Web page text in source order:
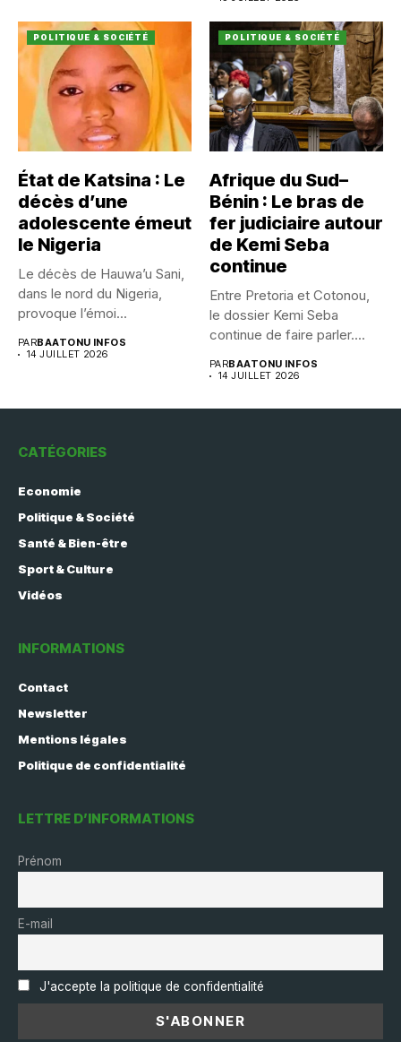
POLITIQUE & SOCIÉTÉ
État de Katsina : Le
décès d’une
adolescente émeut
le Nigeria
Le décès de Hauwa’u Sani,
dans le nord du Nigeria,
provoque l’émoi...
PARBAATONU INFOS
14 JUILLET 2026
POLITIQUE & SOCIÉTÉ
Afrique du Sud–
Bénin : Le bras de
fer judiciaire autour
de Kemi Seba
continue
Entre Pretoria et Cotonou,
le dossier Kemi Seba
continue de faire parler....
PARBAATONU INFOS
14 JUILLET 2026
CATÉGORIES
Economie
Politique & Société
Santé & Bien-être
Sport & Culture
Vidéos
INFORMATIONS
Contact
Newsletter
Mentions légales
Politique de confidentialité
LETTRE D’INFORMATIONS
Prénom
E-mail
J'accepte la politique de confidentialité